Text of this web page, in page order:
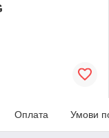
Оплата Умови